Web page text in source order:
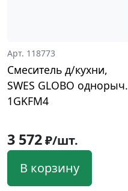
Арт. 118773
Смеситель д/кухни,
SWES GLOBO однорыч.
1GKFM4
3 572₽/шт.
В корзину